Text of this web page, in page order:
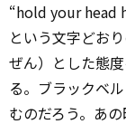
“hold your head
という文字どお
ぜん）とした態
る。ブラックベ
むのだろう。あ